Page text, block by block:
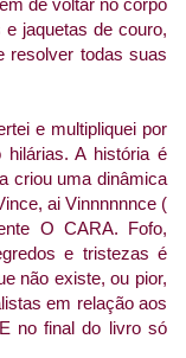
de voltar no corpo
jaquetas de couro,
resolver todas suas
e multipliquei por
A história é
criou uma dinâmica
ai Vinnnnnnce (
O CARA. Fofo,
e tristezas é
não existe, ou pior,
em relação aos
no final do livro só